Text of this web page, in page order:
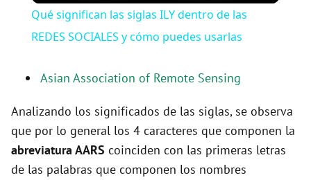
a
y
V
i
Qué significan las siglas ILY dentro de las
REDES SOCIALES y cómo puedes usarlas
Asian Association of Remote Sensing
Analizando los significados de las siglas, se observa
que por lo general los 4 caracteres que componen la
abreviatura AARS coinciden con las primeras letras
de las palabras que componen los nombres